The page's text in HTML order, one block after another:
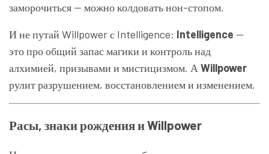
заморочиться — можно колдовать нон-стопом.
И не путай Willpower с Intelligence: Intelligence —
это про общий запас магики и контроль над
алхимией, призывами и мистицизмом. А Willpower
рулит разрушением, восстановлением и изменением.
Расы, знаки рождения и Willpower